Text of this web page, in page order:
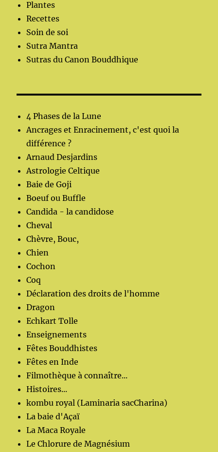
Plantes
Recettes
Soin de soi
Sutra Mantra
Sutras du Canon Bouddhique
4 Phases de la Lune
Ancrages et Enracinement, c'est quoi la
différence ?
Arnaud Desjardins
Astrologie Celtique
Baie de Goji
Boeuf ou Buffle
Candida - la candidose
Cheval
Chèvre, Bouc,
Chien
Cochon
Coq
Déclaration des droits de l'homme
Dragon
Echkart Tolle
Enseignements
Fêtes Bouddhistes
Fêtes en Inde
Filmothèque à connaître...
Histoires...
kombu royal (Laminaria sacCharina)
La baie d'Açaï
La Maca Royale
Le Chlorure de Magnésium